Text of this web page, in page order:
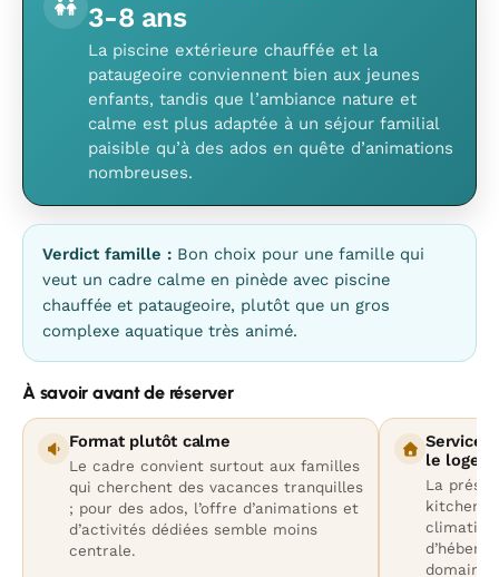
3-8 ans
La piscine extérieure chauffée et la
pataugeoire conviennent bien aux jeunes
enfants, tandis que l’ambiance nature et
calme est plus adaptée à un séjour familial
paisible qu’à des ados en quête d’animations
nombreuses.
Verdict famille : Bon choix pour une famille qui
veut un cadre calme en pinède avec piscine
chauffée et pataugeoire, plutôt que un gros
complexe aquatique très animé.
À savoir avant de réserver
Format plutôt calme
Le cadre convient surtout aux familles
qui cherchent des vacances tranquilles
; pour des ados, l’offre d’animations et
d’activités dédiées semble moins
centrale.
Services
le
La
domaine.